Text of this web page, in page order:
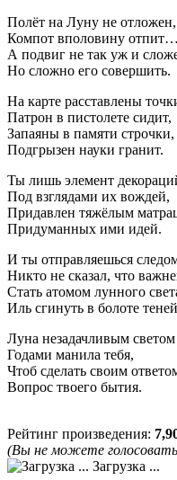
Полёт на Луну не отложен,
Компот вполовину отпит…
А подвиг не так уж и
Но сложно его совершить.
На карте расставлены
Патрон в пистолете сидит,
Запаяны в памяти строчки,
Подгрызен науки гранит.
Ты лишь элемент
Под взглядами их вождей,
Придавлен тяжёлым
Придуманных ими идей.
И ты отправляешься
Никто не сказал, что
Стать атомом лунного
Иль сгинуть в болоте
Луна незадачливым светом
Годами манила тебя,
Чтоб сделать своим
Вопрос твоего бытия.
Рейтинг произведения:
(Вы не можете голосовать,
Загрузка ...